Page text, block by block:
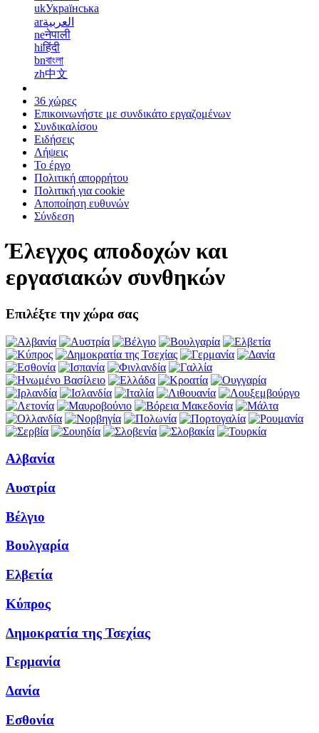
ukУкраїнська
arالعربية
neनेपाली
hiहिंदी
bnবাংলা
zh中文
36 χώρες
Επικοινωνήστε με συνδικάτο εργαζομένων
Συνδικαλίσου
Ειδήσεις
Λήψεις
Το έργο
Πολιτική απορρήτου
Πολιτική για cookie
Αποποίηση ευθυνών
Σύνδεση
Έλεγχος αποδοχών και
εργασιακών συνθηκών
Επιλέξτε την χώρα σας
Αλβανία
Αυστρία
Βέλγιο
Βουλγαρία
Ελβετία
Κύπρος
Δημοκρατία της Τσεχίας
Γερμανία
Δανία
Εσθονία